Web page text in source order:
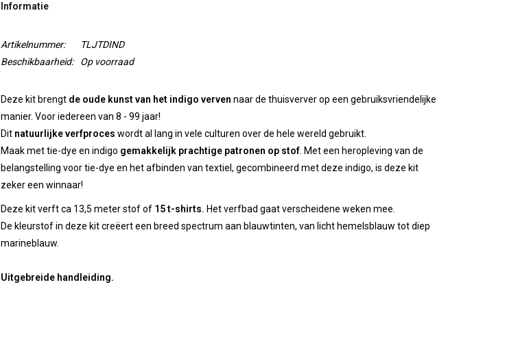
Informatie
Artikelnummer:
TLJTDIND
Beschikbaarheid:
Op voorraad
Deze kit brengt de oude kunst van het indigo verven naar de thuisverver op een gebruiksvriendelijke
manier. Voor iedereen van 8 - 99 jaar!
Ditnatuurlijke verfproces wordt al lang in vele culturen over de hele wereld gebruikt.
Maak met tie-dye en indigo gemakkelijk prachtige patronen op stof. Met een heropleving van de
belangstelling voor tie-dye en het afbinden van textiel, gecombineerd met deze indigo, is deze kit
zeker een winnaar!
Deze kit verft ca 13,5 meter stof of15 t-shirts. Het verfbad gaat verscheidene weken mee.
De kleurstof in deze kit creëert een breed spectrum aan blauwtinten, van licht hemelsblauw tot diep
marineblauw.
Uitgebreide handleiding.